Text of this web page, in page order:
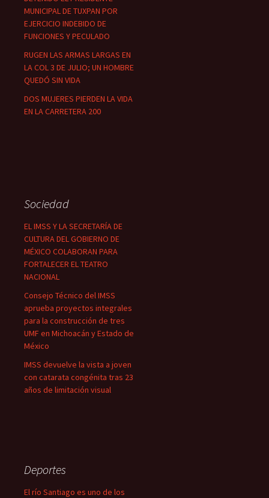
MUNICIPAL DE TUXPAN POR
EJERCICIO INDEBIDO DE
FUNCIONES Y PECULADO
RUGEN LAS ARMAS LARGAS EN
LA COL 3 DE JULIO; UN HOMBRE
QUEDÓ SIN VIDA
DOS MUJERES PIERDEN LA VIDA
EN LA CARRETERA 200
Sociedad
EL IMSS Y LA SECRETARÍA DE
CULTURA DEL GOBIERNO DE
MÉXICO COLABORAN PARA
FORTALECER EL TEATRO
NACIONAL
Consejo Técnico del IMSS
aprueba proyectos integrales
para la construcción de tres
UMF en Michoacán y Estado de
México
IMSS devuelve la vista a joven
con catarata congénita tras 23
años de limitación visual
Deportes
El río Santiago es uno de los